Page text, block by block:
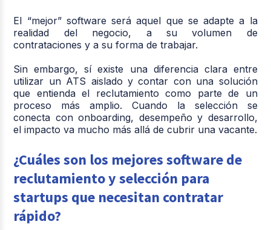
El “mejor” software será aquel que se adapte a la
realidad del negocio, a su volumen de
contrataciones y a su forma de trabajar.
Sin embargo, sí existe una diferencia clara entre
utilizar un ATS aislado y contar con una solución
que entienda el reclutamiento como parte de un
proceso más amplio. Cuando la selección se
conecta con onboarding, desempeño y desarrollo,
el impacto va mucho más allá de cubrir una vacante.
¿Cuáles son los mejores software de
reclutamiento y selección para
startups que necesitan contratar
rápido?